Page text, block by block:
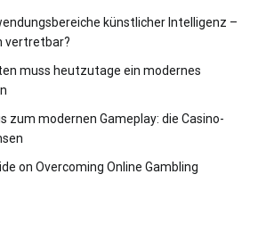
künstlicher Intelligenz –
vertretbar?
muss heutzutage ein modernes
zum modernen Gameplay: die Casino-
on Overcoming Online Gambling